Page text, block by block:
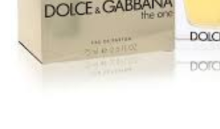
Por favor, introduce una respuesta en dígitos:
7 − 6 =